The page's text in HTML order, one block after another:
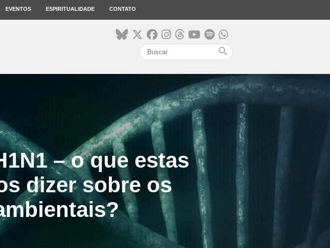
EVENTOS ESPIRITUALIDADE CONTATO
search
– o que estas
dizer sobre os